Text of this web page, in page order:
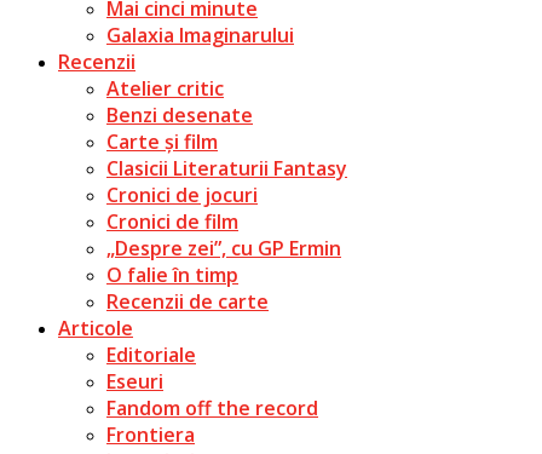
Mai cinci minute
Galaxia Imaginarului
Recenzii
Atelier critic
Benzi desenate
Carte și film
Clasicii Literaturii Fantasy
Cronici de jocuri
Cronici de film
„Despre zei”, cu GP Ermin
O falie în timp
Recenzii de carte
Articole
Editoriale
Eseuri
Fandom off the record
Frontiera